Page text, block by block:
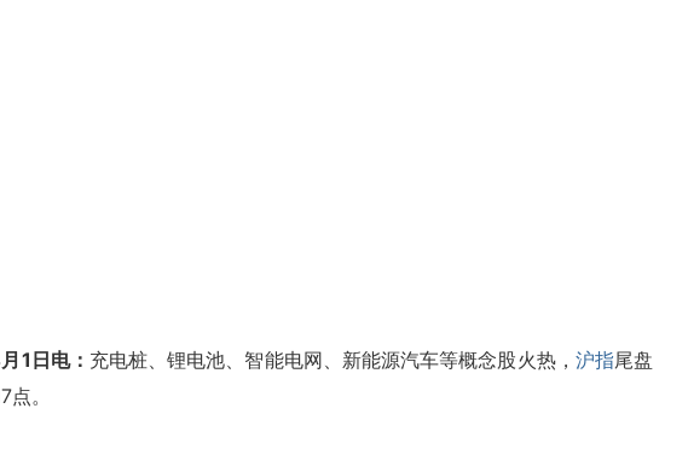
1日电： 充电桩、锂电池、智能电网、新能源汽车等概念股火热， 沪指尾盘
。